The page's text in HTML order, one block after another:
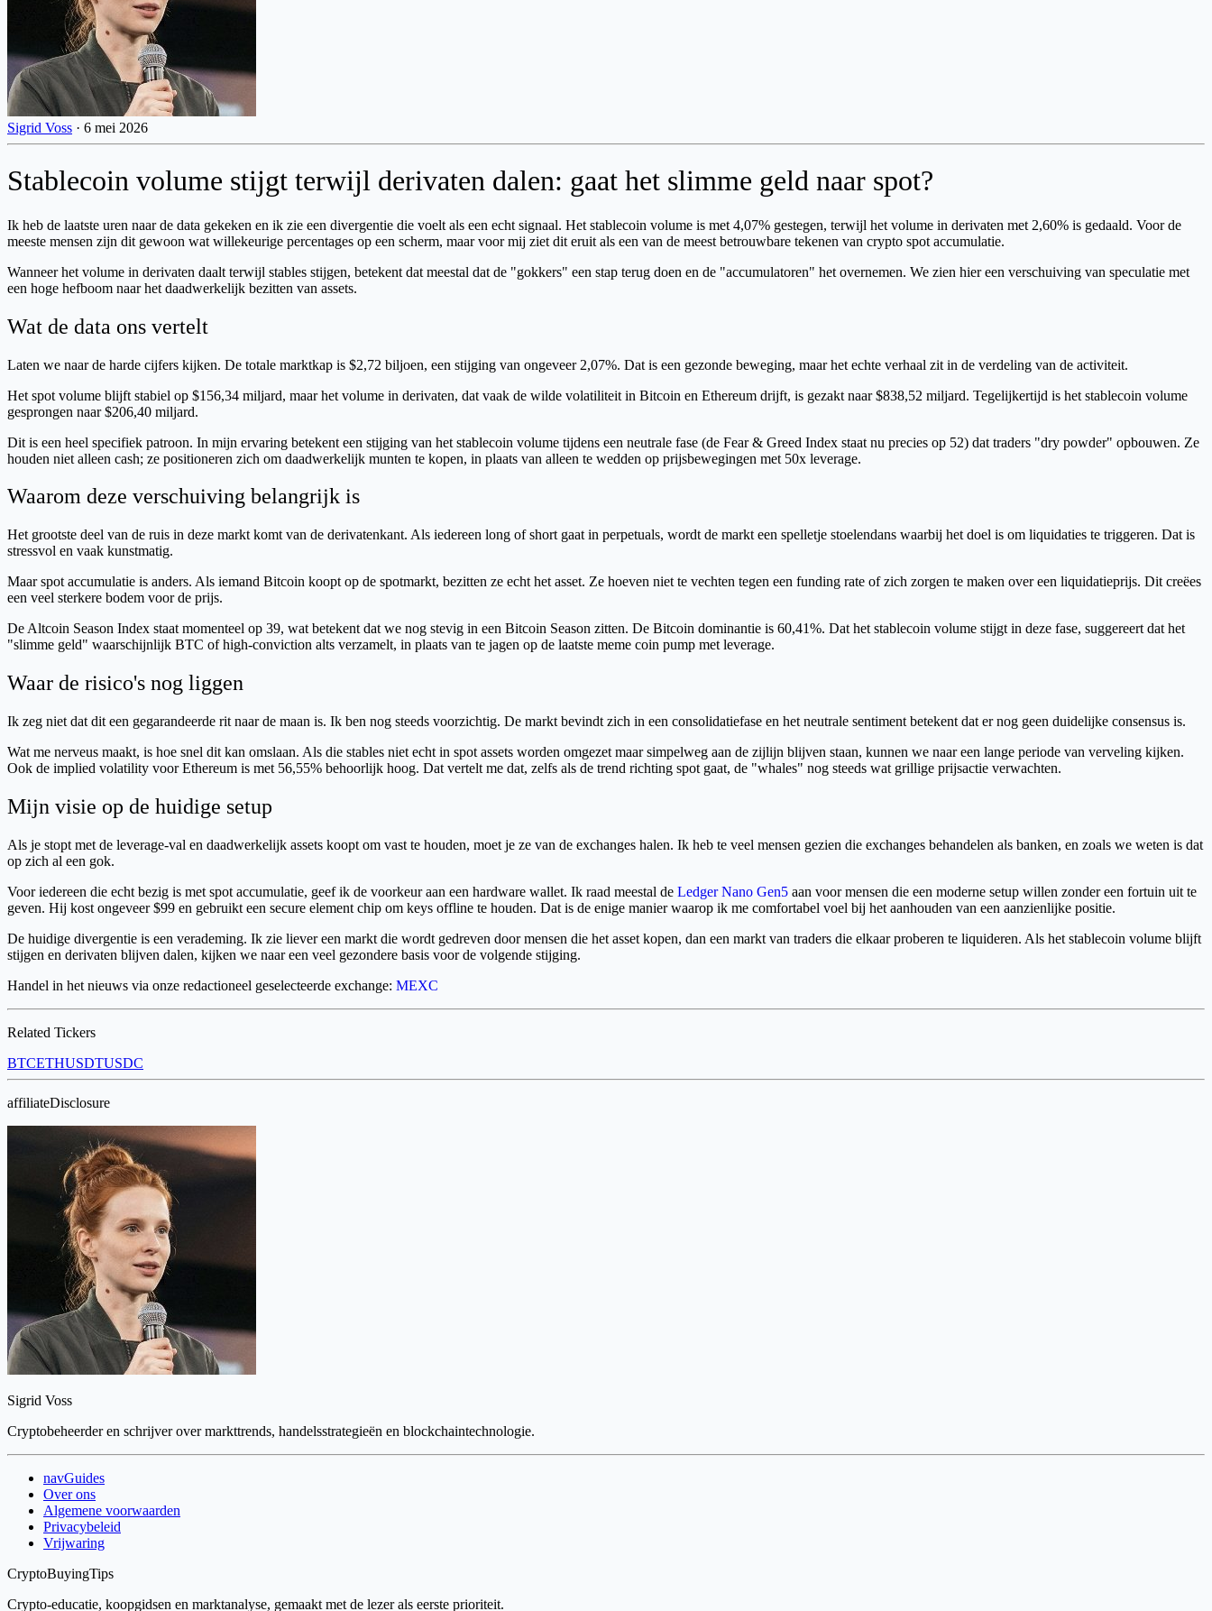
Sigrid Voss · 6 mei 2026
Stablecoin volume stijgt terwijl derivaten dalen: gaat het slimme geld naar spot?
Ik heb de laatste uren naar de data gekeken en ik zie een divergentie die voelt als een echt signaal. Het stablecoin volume is met 4,07% gestegen, terwijl het volume in derivaten met 2,60% is gedaald. Voor de
meeste mensen zijn dit gewoon wat willekeurige percentages op een scherm, maar voor mij ziet dit eruit als een van de meest betrouwbare tekenen van crypto spot accumulatie.
Wanneer het volume in derivaten daalt terwijl stables stijgen, betekent dat meestal dat de "gokkers" een stap terug doen en de "accumulatoren" het overnemen. We zien hier een verschuiving van speculatie met
een hoge hefboom naar het daadwerkelijk bezitten van assets.
Wat de data ons vertelt
Laten we naar de harde cijfers kijken. De totale marktkap is $2,72 biljoen, een stijging van ongeveer 2,07%. Dat is een gezonde beweging, maar het echte verhaal zit in de verdeling van de activiteit.
Het spot volume blijft stabiel op $156,34 miljard, maar het volume in derivaten, dat vaak de wilde volatiliteit in Bitcoin en Ethereum drijft, is gezakt naar $838,52 miljard. Tegelijkertijd is het stablecoin volume
gesprongen naar $206,40 miljard.
Dit is een heel specifiek patroon. In mijn ervaring betekent een stijging van het stablecoin volume tijdens een neutrale fase (de Fear & Greed Index staat nu precies op 52) dat traders "dry powder" opbouwen. Ze
houden niet alleen cash; ze positioneren zich om daadwerkelijk munten te kopen, in plaats van alleen te wedden op prijsbewegingen met 50x leverage.
Waarom deze verschuiving belangrijk is
Het grootste deel van de ruis in deze markt komt van de derivatenkant. Als iedereen long of short gaat in perpetuals, wordt de markt een spelletje stoelendans waarbij het doel is om liquidaties te triggeren. Dat is
stressvol en vaak kunstmatig.
Maar spot accumulatie is anders. Als iemand Bitcoin koopt op de spotmarkt, bezitten ze echt het asset. Ze hoeven niet te vechten tegen een funding rate of zich zorgen te maken over een liquidatieprijs. Dit creëes
een veel sterkere bodem voor de prijs.
De Altcoin Season Index staat momenteel op 39, wat betekent dat we nog stevig in een Bitcoin Season zitten. De Bitcoin dominantie is 60,41%. Dat het stablecoin volume stijgt in deze fase, suggereert dat het
"slimme geld" waarschijnlijk BTC of high-conviction alts verzamelt, in plaats van te jagen op de laatste meme coin pump met leverage.
Waar de risico's nog liggen
Ik zeg niet dat dit een gegarandeerde rit naar de maan is. Ik ben nog steeds voorzichtig. De markt bevindt zich in een consolidatiefase en het neutrale sentiment betekent dat er nog geen duidelijke consensus is.
Wat me nerveus maakt, is hoe snel dit kan omslaan. Als die stables niet echt in spot assets worden omgezet maar simpelweg aan de zijlijn blijven staan, kunnen we naar een lange periode van verveling kijken.
Ook de implied volatility voor Ethereum is met 56,55% behoorlijk hoog. Dat vertelt me dat, zelfs als de trend richting spot gaat, de "whales" nog steeds wat grillige prijsactie verwachten.
Mijn visie op de huidige setup
Als je stopt met de leverage-val en daadwerkelijk assets koopt om vast te houden, moet je ze van de exchanges halen. Ik heb te veel mensen gezien die exchanges behandelen als banken, en zoals we weten is dat
op zich al een gok.
Voor iedereen die echt bezig is met spot accumulatie, geef ik de voorkeur aan een hardware wallet. Ik raad meestal de Ledger Nano Gen5 aan voor mensen die een moderne setup willen zonder een fortuin uit te
geven. Hij kost ongeveer $99 en gebruikt een secure element chip om keys offline te houden. Dat is de enige manier waarop ik me comfortabel voel bij het aanhouden van een aanzienlijke positie.
De huidige divergentie is een verademing. Ik zie liever een markt die wordt gedreven door mensen die het asset kopen, dan een markt van traders die elkaar proberen te liquideren. Als het stablecoin volume blijft
stijgen en derivaten blijven dalen, kijken we naar een veel gezondere basis voor de volgende stijging.
Handel in het nieuws via onze redactioneel geselecteerde exchange: MEXC
Related Tickers
BTCETHUSDTUSDC
affiliateDisclosure
Sigrid Voss
Cryptobeheerder en schrijver over markttrends, handelsstrategieën en blockchaintechnologie.
navGuides
Over ons
Algemene voorwaarden
Privacybeleid
Vrijwaring
CryptoBuyingTips
Crypto-educatie, koopgidsen en marktanalyse, gemaakt met de lezer als eerste prioriteit.